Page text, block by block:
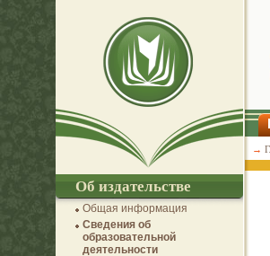
→
Об издательстве
Общая информация
Сведения об
образовательной
деятельности